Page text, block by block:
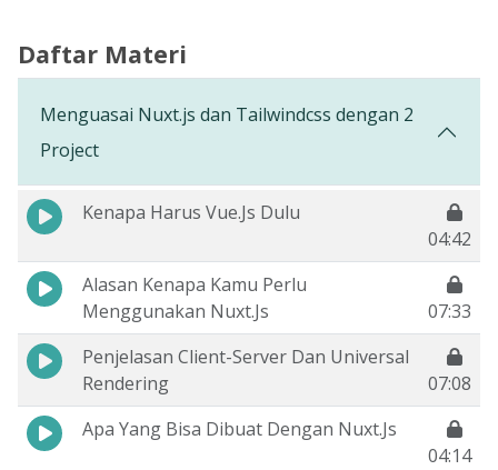
Daftar Materi
Menguasai Nuxt.js dan Tailwindcss dengan 2
Project
Kenapa Harus Vue.Js Dulu
04:42
Alasan Kenapa Kamu Perlu
Menggunakan Nuxt.Js
07:33
Penjelasan Client-Server Dan Universal
Rendering
07:08
Apa Yang Bisa Dibuat Dengan Nuxt.Js
04:14